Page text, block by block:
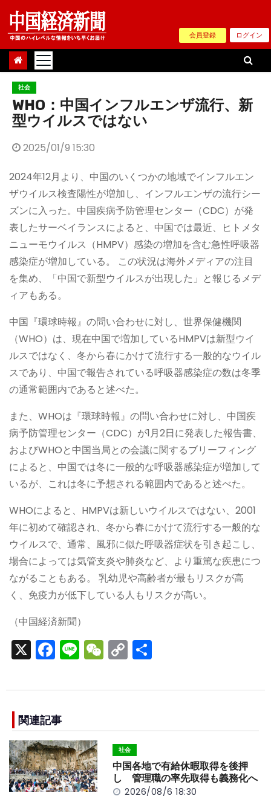
Skip
content
会員登録 ログイン
社会
WHO：中国インフルエンザ流行、新
型ウイルスではない
2025/01/9 15:30
2024年12月より、中国のいくつかの地域でインフルエン
ザウイルス検査陽性が増加し、インフルエンザの流行シー
ズンに入った。中国疾病予防管理センター（CDC）が発
表したサーベイランスによると、中国では最近、ヒトメタ
ニューモウイルス（HMPV）感染の増加を含む急性呼吸器
感染症が増加している。 この状況は海外メディアの注目
を集め、「中国で新型ウイルスが出現した」と報じるメデ
ィアもある。
中国『環球時報』の問い合わせに対し、世界保健機関
（WHO）は、現在中国で増加しているHMPVは新型ウイ
ルスではなく、冬から春にかけて流行する一般的なウイル
スであり、中国で報告されている呼吸器感染症の数は冬季
の通常範囲内であると述べた。
また、WHOは『環球時報』の問い合わせに対し、中国疾
病予防管理センター（CDC）が1月2日に発表した報告書、
およびWHOと中国当局との会議に関するブリーフィング
によると、中国では冬に一般的な呼吸器感染症が増加して
いるが、これは冬に予想される範囲内であると述べた。
WHOによると、HMPVは新しいウイルスではない、2001
年に初めて確認され、冬から春にかけて流行する一般的な
ウイルスで、通常、風邪に似た呼吸器症状を引き起こし、
場合によっては気管支炎や肺炎など、より重篤な疾患につ
ながることもある。 乳幼児や高齢者が最もリスクが高
く、免疫力が低下している人もリスクが高い。
（中国経済新聞）
X F
a
e
b
o
o
k
Li
n
W
e
C
o
n
k
関連記事
社会
中国各地で有給休暇取得を後押
し 管理職の率先取得も義務化へ
2026/08/6 18:30